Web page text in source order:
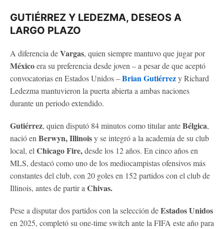
GUTIÉRREZ Y LEDEZMA, DESEOS A
LARGO PLAZO
A diferencia deVargas, quien siempre mantuvo que jugar por
Méxicoera su preferencia desde joven – a pesar de que aceptó
convocatorias en Estados Unidos –Brian Gutiérrezy Richard
Ledezma mantuvieron la puerta abierta a ambas naciones
durante un periodo extendido.
Gutiérrez, quien disputó 84 minutos como titular anteBélgica,
nació enBerwyn, Illinoisy se integró a la academia de su club
local, elChicago Fire,desde los 12 años. En cinco años en
MLS, destacó como uno de los mediocampistas ofensivos más
constantes del club, con 20 goles en 152 partidos con el club de
Illinois, antes de partir aChivas.
Pese a disputar dos partidos con la selección deEstados Unidos
en 2025, completó su one-time switch ante la FIFA este año para